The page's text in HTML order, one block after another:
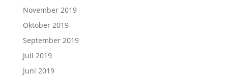
November 2019
Oktober 2019
September 2019
Juli 2019
Juni 2019